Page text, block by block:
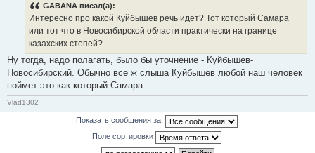
GABANA писал(а):
Интересно про какой Куйбышев речь идет? Тот который Самара
или тот что в Новосибирской области практически на границе
казахских степей?
Ну тогда, надо полагать, было бы уточнение - Куйбышев-
Новосибирский. Обычно все ж слыша Куйбышев любой наш человек
поймет это как который Самара.
Vlad1302
Показать сообщения за:
Поле сортировки